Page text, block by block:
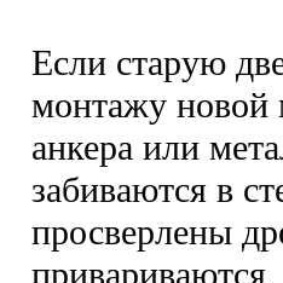
Если старую
монтажу новой
анкера или
забиваются в
просверлены